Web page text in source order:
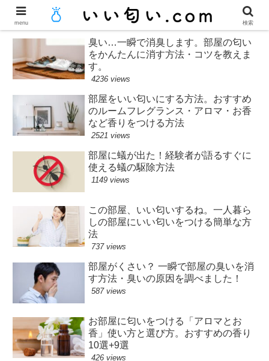
臭い…一瞬で消臭します。部屋の匂い
をかんたんに消す方法・コツを教えま
す。
4236 views
部屋をいい匂いにする方法。おすすめ
のルームフレグランス・アロマ・お香
など香りをつける方法
2521 views
部屋に蟻が出た！経験者が語るすぐに
使える蟻の駆除方法
1149 views
この部屋、いい匂いするね。一人暮ら
しの部屋にいい匂いをつける簡単な方
法
737 views
部屋がくさい？ 一瞬で部屋の臭いを消
す方法・臭いの原因を調べました！
587 views
お部屋に匂いをつける「アロマとお
香」使い方と選び方。おすすめの香り
10選+9選
426 views
menu 検索